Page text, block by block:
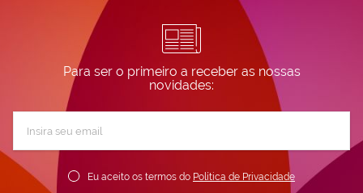
Para ser o primeiro a receber as nossas
novidades:
Newsletter:
Eu aceito os termos do Política de Privacidade